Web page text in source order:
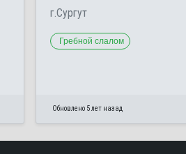
г.Сургут
Гребной слалом
Обновлено 5 лет назад